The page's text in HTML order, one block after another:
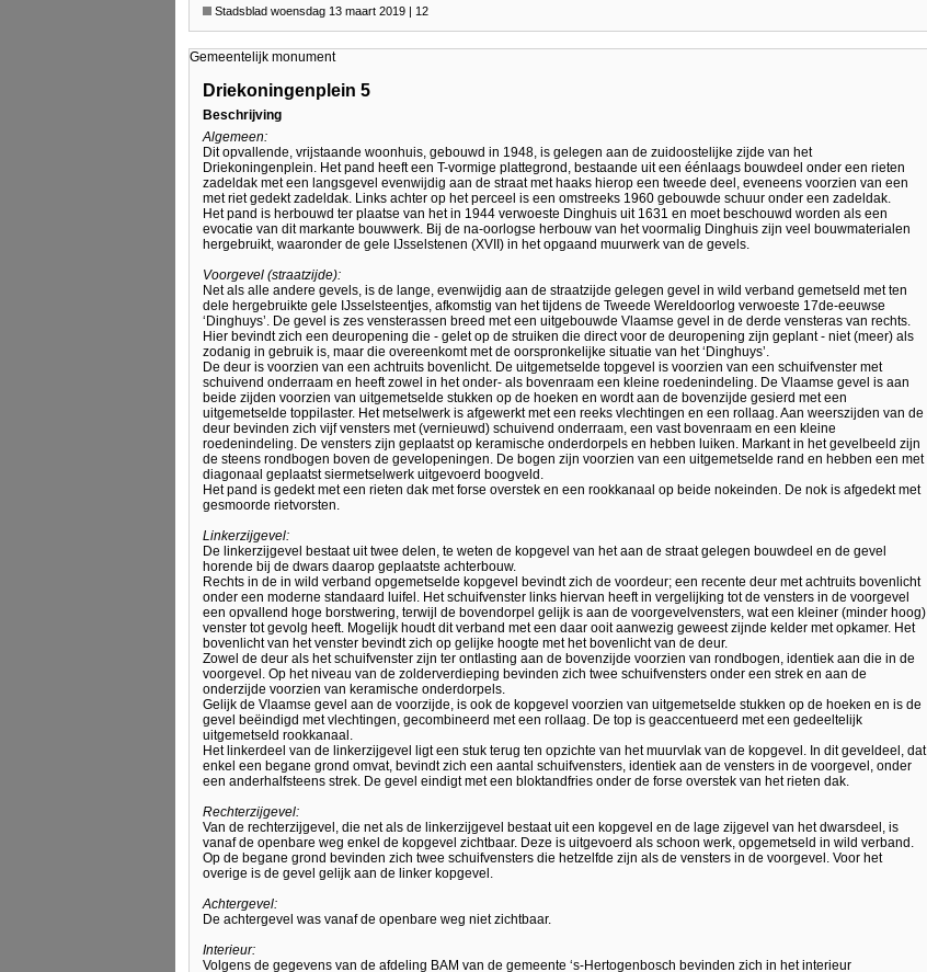
Stadsblad woensdag 13 maart 2019 | 12
Gemeentelijk monument
Driekoningenplein 5
Beschrijving
Algemeen:
Dit opvallende, vrijstaande woonhuis, gebouwd in 1948, is gelegen aan de zuidoostelijke zijde van het
Driekoningenplein. Het pand heeft een T-vormige plattegrond, bestaande uit een éénlaags bouwdeel onder een rieten
zadeldak met een langsgevel evenwijdig aan de straat met haaks hierop een tweede deel, eveneens voorzien van een
met riet gedekt zadeldak. Links achter op het perceel is een omstreeks 1960 gebouwde schuur onder een zadeldak.
Het pand is herbouwd ter plaatse van het in 1944 verwoeste Dinghuis uit 1631 en moet beschouwd worden als een
evocatie van dit markante bouwwerk. Bij de na-oorlogse herbouw van het voormalig Dinghuis zijn veel bouwmaterialen
hergebruikt, waaronder de gele IJsselstenen (XVII) in het opgaand muurwerk van de gevels.
Voorgevel (straatzijde):
Net als alle andere gevels, is de lange, evenwijdig aan de straatzijde gelegen gevel in wild verband gemetseld met ten
dele hergebruikte gele IJsselsteentjes, afkomstig van het tijdens de Tweede Wereldoorlog verwoeste 17de-eeuwse
‘Dinghuys’. De gevel is zes vensterassen breed met een uitgebouwde Vlaamse gevel in de derde vensteras van rechts.
Hier bevindt zich een deuropening die - gelet op de struiken die direct voor de deuropening zijn geplant - niet (meer) als
zodanig in gebruik is, maar die overeenkomt met de oorspronkelijke situatie van het ‘Dinghuys’.
De deur is voorzien van een achtruits bovenlicht. De uitgemetselde topgevel is voorzien van een schuifvenster met
schuivend onderraam en heeft zowel in het onder- als bovenraam een kleine roedenindeling. De Vlaamse gevel is aan
beide zijden voorzien van uitgemetselde stukken op de hoeken en wordt aan de bovenzijde gesierd met een
uitgemetselde toppilaster. Het metselwerk is afgewerkt met een reeks vlechtingen en een rollaag. Aan weerszijden van de
deur bevinden zich vijf vensters met (vernieuwd) schuivend onderraam, een vast bovenraam en een kleine
roedenindeling. De vensters zijn geplaatst op keramische onderdorpels en hebben luiken. Markant in het gevelbeeld zijn
de steens rondbogen boven de gevelopeningen. De bogen zijn voorzien van een uitgemetselde rand en hebben een met
diagonaal geplaatst siermetselwerk uitgevoerd boogveld.
Het pand is gedekt met een rieten dak met forse overstek en een rookkanaal op beide nokeinden. De nok is afgedekt met
gesmoorde rietvorsten.
Linkerzijgevel:
De linkerzijgevel bestaat uit twee delen, te weten de kopgevel van het aan de straat gelegen bouwdeel en de gevel
horende bij de dwars daarop geplaatste achterbouw.
Rechts in de in wild verband opgemetselde kopgevel bevindt zich de voordeur; een recente deur met achtruits bovenlicht
onder een moderne standaard luifel. Het schuifvenster links hiervan heeft in vergelijking tot de vensters in de voorgevel
een opvallend hoge borstwering, terwijl de bovendorpel gelijk is aan de voorgevelvensters, wat een kleiner (minder hoog)
venster tot gevolg heeft. Mogelijk houdt dit verband met een daar ooit aanwezig geweest zijnde kelder met opkamer. Het
bovenlicht van het venster bevindt zich op gelijke hoogte met het bovenlicht van de deur.
Zowel de deur als het schuifvenster zijn ter ontlasting aan de bovenzijde voorzien van rondbogen, identiek aan die in de
voorgevel. Op het niveau van de zolderverdieping bevinden zich twee schuifvensters onder een strek en aan de
onderzijde voorzien van keramische onderdorpels.
Gelijk de Vlaamse gevel aan de voorzijde, is ook de kopgevel voorzien van uitgemetselde stukken op de hoeken en is de
gevel beëindigd met vlechtingen, gecombineerd met een rollaag. De top is geaccentueerd met een gedeeltelijk
uitgemetseld rookkanaal.
Het linkerdeel van de linkerzijgevel ligt een stuk terug ten opzichte van het muurvlak van de kopgevel. In dit geveldeel, dat
enkel een begane grond omvat, bevindt zich een aantal schuifvensters, identiek aan de vensters in de voorgevel, onder
een anderhalfsteens strek. De gevel eindigt met een bloktandfries onder de forse overstek van het rieten dak.
Rechterzijgevel:
Van de rechterzijgevel, die net als de linkerzijgevel bestaat uit een kopgevel en de lage zijgevel van het dwarsdeel, is
vanaf de openbare weg enkel de kopgevel zichtbaar. Deze is uitgevoerd als schoon werk, opgemetseld in wild verband.
Op de begane grond bevinden zich twee schuifvensters die hetzelfde zijn als de vensters in de voorgevel. Voor het
overige is de gevel gelijk aan de linker kopgevel.
Achtergevel:
De achtergevel was vanaf de openbare weg niet zichtbaar.
Interieur:
Volgens de gegevens van de afdeling BAM van de gemeente ‘s-Hertogenbosch bevinden zich in het interieur